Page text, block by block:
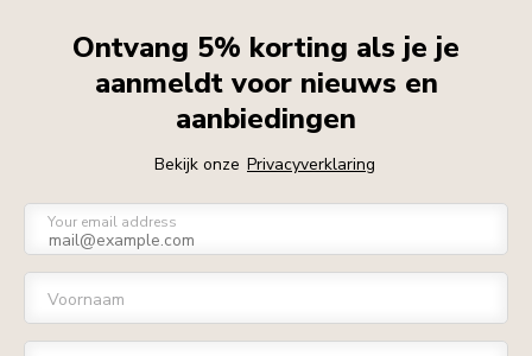
Ontvang 5% korting als je je
aanmeldt voor nieuws en
aanbiedingen
Bekijk onze Privacyverklaring
Your email address
Voornaam